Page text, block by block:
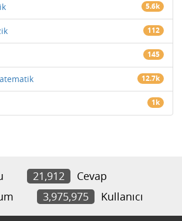
5.6k
112
145
12.7k
1k
21,912
Cevap
3,975,975 Kullanıcı